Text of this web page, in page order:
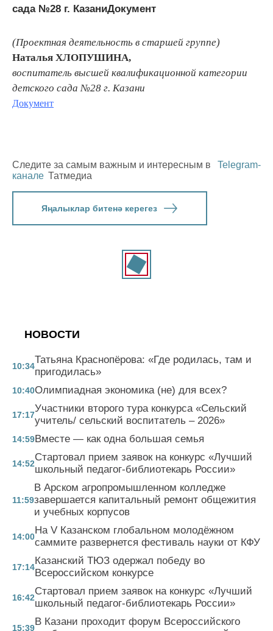
сада №28 г. КазаниДокумент
(Проектная деятельность в старшей группе)
Наталья ХЛОПУШИНА,
воспитатель высшей квалификационной категории
детского сада №28 г. Казани
Документ
Следите за самым важным и интересным в
Telegram-
канале Татмедиа
Яңалыклар битенә керегез
НОВОСТИ
10:34
Татьяна Краснопёрова: «Где родилась, там и
пригодилась»
10:40Олимпиадная экономика (не) для всех?
17:17
Участники второго тура конкурса «Сельский
учитель/ сельский воспитатель – 2026»
14:59Вместе — как одна большая семья
14:52
Стартовал прием заявок на конкурс «Лучший
школьный педагог-библиотекарь России»
11:59
В Арском агропромышленном колледже
завершается капитальный ремонт общежития
и учебных корпусов
14:00
На V Казанском глобальном молодёжном
саммите развернется фестиваль науки от КФУ
17:14
Казанский ТЮЗ одержал победу во
Всероссийском конкурсе
16:42
Стартовал прием заявок на конкурс «Лучший
школьный педагог-библиотекарь России»
15:39
В Казани проходит форум Всероссийского